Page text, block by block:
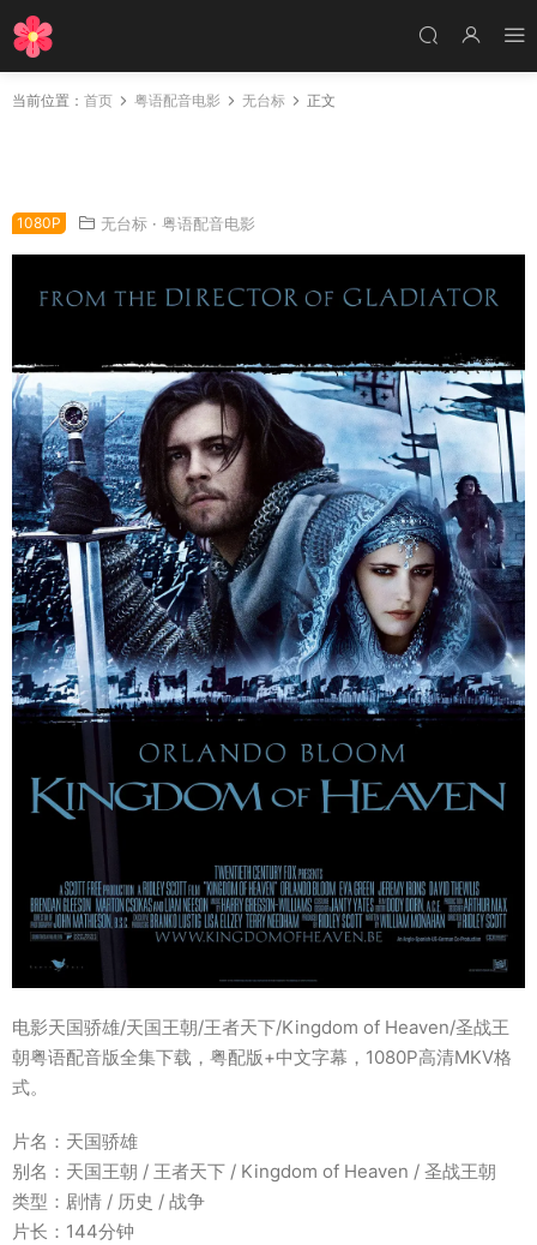
当前位置： 首页 粤语配音电影 无台标 正文
1080P 无台标 · 粤语配音电影
电影天国骄雄/天国王朝/王者天下/Kingdom of Heaven/圣战王
朝粤语配音版全集下载，粤配版+中文字幕，1080P高清MKV格
式。
片名：天国骄雄
别名：天国王朝 / 王者天下 / Kingdom of Heaven / 圣战王朝
类型：剧情 / 历史 / 战争
片长：144分钟